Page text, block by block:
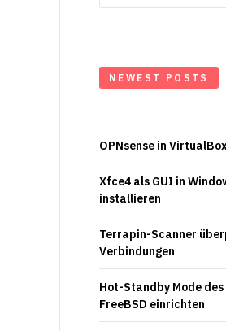
NEWEST POSTS
OPNsense in
Xfce4 als GUI in
installieren
Terrapin-Scanner
Verbindungen
Hot-Standby Mode des
FreeBSD einrichten